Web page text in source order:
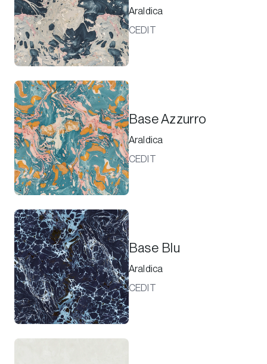
Araldica
CEDIT
Base Azzurro
Araldica
CEDIT
Base Blu
Araldica
CEDIT